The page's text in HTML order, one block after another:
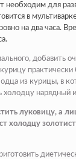
необходим для
в
на два часа.
добавить
из курицы, в
холодцу нарядный
луковицу, а
холодцу